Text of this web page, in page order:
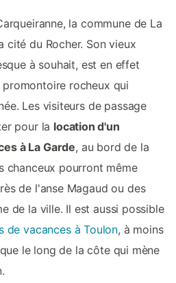
la commune de La
cité du Rocher. Son vieux
à souhait, est en effet
rocheux qui
Les visiteurs de passage
pour la location d'un
à La Garde, au bord de la
chanceux pourront même
de l'anse Magaud ou des
de la ville. Il est aussi possible
de vacances à Toulon, à moins
le long de la côte qui mène